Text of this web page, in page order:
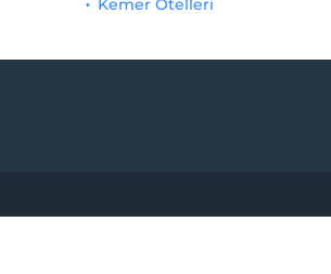
Kemer Otelleri